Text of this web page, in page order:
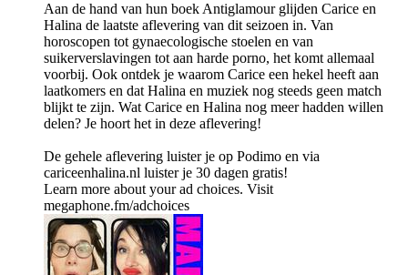
Aan de hand van hun boek Antiglamour glijden Carice en
Halina de laatste aflevering van dit seizoen in. Van
horoscopen tot gynaecologische stoelen en van
suikerverslavingen tot aan harde porno, het komt allemaal
voorbij. Ook ontdek je waarom Carice een hekel heeft aan
laatkomers en dat Halina en muziek nog steeds geen match
blijkt te zijn. Wat Carice en Halina nog meer hadden willen
delen? Je hoort het in deze aflevering!
De gehele aflevering luister je op Podimo en via
cariceenhalina.nl luister je 30 dagen gratis!
Learn more about your ad choices. Visit
megaphone.fm/adchoices